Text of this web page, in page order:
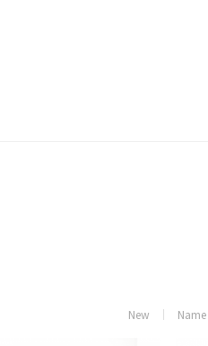
New Name